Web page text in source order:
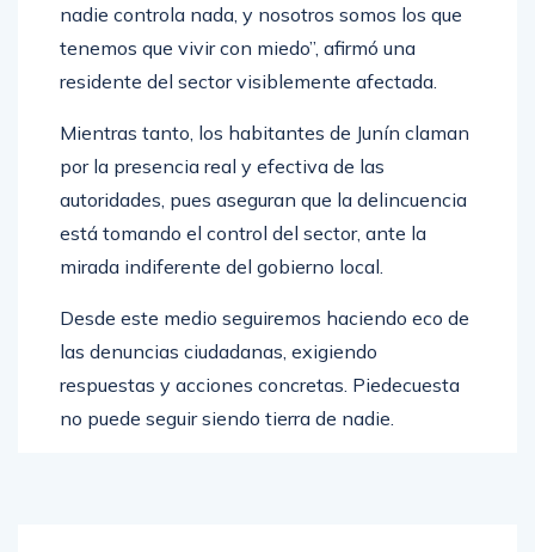
nadie controla nada, y nosotros somos los que
tenemos que vivir con miedo”, afirmó una
residente del sector visiblemente afectada.
Mientras tanto, los habitantes de Junín claman
por la presencia real y efectiva de las
autoridades, pues aseguran que la delincuencia
está tomando el control del sector, ante la
mirada indiferente del gobierno local.
Desde este medio seguiremos haciendo eco de
las denuncias ciudadanas, exigiendo
respuestas y acciones concretas. Piedecuesta
no puede seguir siendo tierra de nadie.